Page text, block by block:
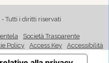
Tutti i diritti riservati
Società Trasparente
Policy Access Key Accessibilità